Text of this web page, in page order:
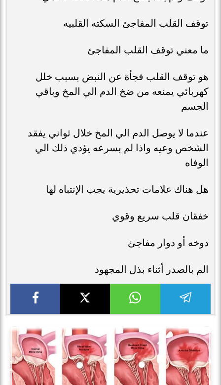
توقف القلب المفاجئ السكته القلبيه
ما معني توقف القلب المفاجئ
هو توقف القلب فجأة عن النبض بسبب خلل
كهربائي يمنعه من ضخ الدم الي المخ وباقي
الجسم
عندما لا يوصل الدم الي المخ خلال ثواني يفقد
الشخص وعيه واذا لم بسرعه يؤدي ذلك الي
الوفاه
هل هناك علامات تحذيرية يجب الإنتباه لها
خفقان قلب سريع وقوي
دوخه أو دوار مفاجئ
الم بالصدر أثناء بذل المجهود